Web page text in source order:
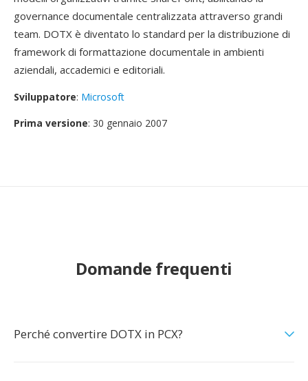
governance documentale centralizzata attraverso grandi
team. DOTX è diventato lo standard per la distribuzione di
framework di formattazione documentale in ambienti
aziendali, accademici e editoriali.
Sviluppatore: Microsoft
Prima versione: 30 gennaio 2007
Domande frequenti
Perché convertire DOTX in PCX?